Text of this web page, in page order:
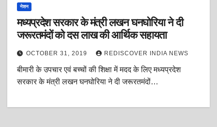
नेशन
मध्यप्रदेश सरकार के मंत्री लखन घनघोरिया ने दी
जरूरतमंदों को दस लाख की आर्थिक सहायता
OCTOBER 31, 2019 REDISCOVER INDIA NEWS
बीमारी के उपचार एवं बच्चों की शिक्षा में मदद के लिए मध्यप्रदेश
सरकार के मंत्री लखन घनघोरिया ने दी जरूरतमंदों…